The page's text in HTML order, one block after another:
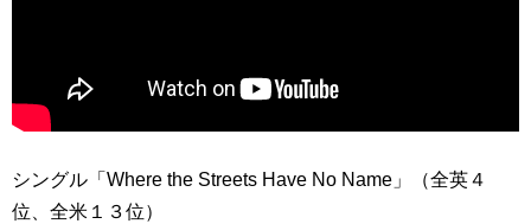
シングル「Where the Streets Have No Name」（全英４
位、全米１３位）